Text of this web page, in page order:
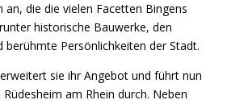
an, die die vielen Facetten Bingens
historische Bauwerke, den
berühmte Persönlichkeiten der Stadt.
sie ihr Angebot und führt nun
am Rhein durch. Neben